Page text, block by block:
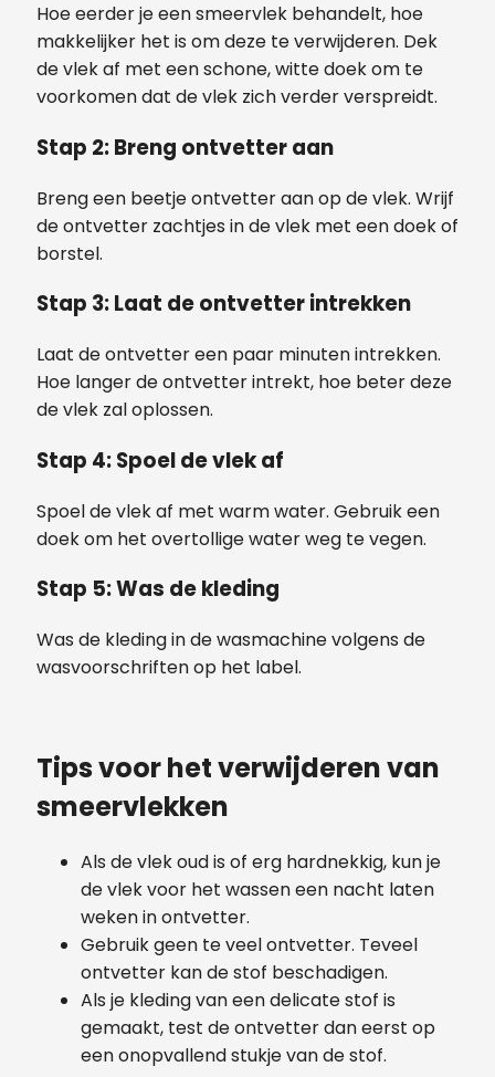
Hoe eerder je een smeervlek behandelt, hoe
makkelijker het is om deze te verwijderen. Dek
de vlek af met een schone, witte doek om te
voorkomen dat de vlek zich verder verspreidt.
Stap 2: Breng ontvetter aan
Breng een beetje ontvetter aan op de vlek. Wrijf
de ontvetter zachtjes in de vlek met een doek of
borstel.
Stap 3: Laat de ontvetter intrekken
Laat de ontvetter een paar minuten intrekken.
Hoe langer de ontvetter intrekt, hoe beter deze
de vlek zal oplossen.
Stap 4: Spoel de vlek af
Spoel de vlek af met warm water. Gebruik een
doek om het overtollige water weg te vegen.
Stap 5: Was de kleding
Was de kleding in de wasmachine volgens de
wasvoorschriften op het label.
Tips voor het verwijderen van
smeervlekken
Als de vlek oud is of erg hardnekkig, kun je
de vlek voor het wassen een nacht laten
weken in ontvetter.
Gebruik geen te veel ontvetter. Teveel
ontvetter kan de stof beschadigen.
Als je kleding van een delicate stof is
gemaakt, test de ontvetter dan eerst op
een onopvallend stukje van de stof.